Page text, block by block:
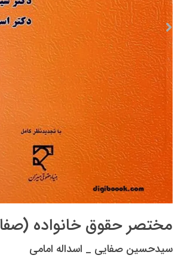
مختصر حقوق خانواده
سیدحسین صفایی _ اسداله امامی